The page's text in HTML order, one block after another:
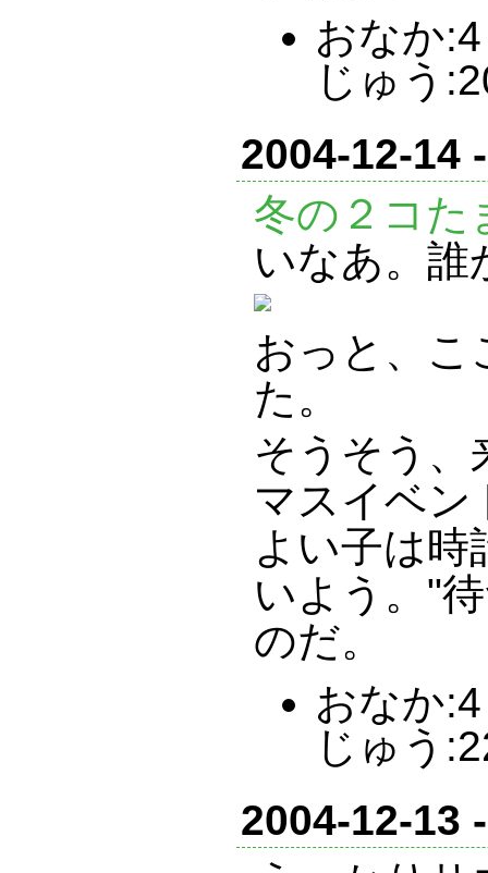
おなか
じゅう
2004-12-14
冬の２コた
いなあ。誰
おっと、
た。
そうそう、
マスイベン
よい子は時
いよう。"
のだ。
おなか
じゅう
2004-12-13